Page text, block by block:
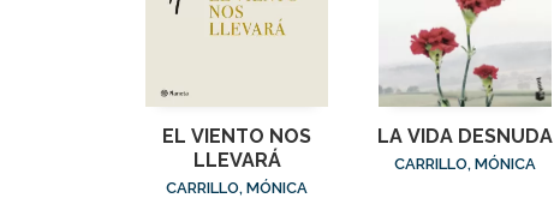
EL VIENTO NOS
LLEVARÁ
CARRILLO, MÓNICA
LA VIDA DESNUDA
CARRILLO, MÓNICA